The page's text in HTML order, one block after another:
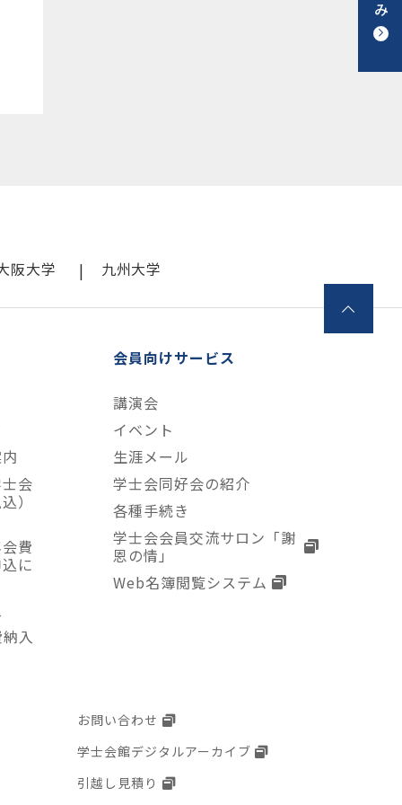
阪大学 九州大学
会
）
費
に
入
会員向けサービス
講演会
イベント
生涯メール
学士会同好会の紹介
各種手続き
学士会会員交流サロン「謝
恩の情」
Web名簿閲覧システム
お問い合わせ
学士会館デジタルアーカイブ
引越し見積り